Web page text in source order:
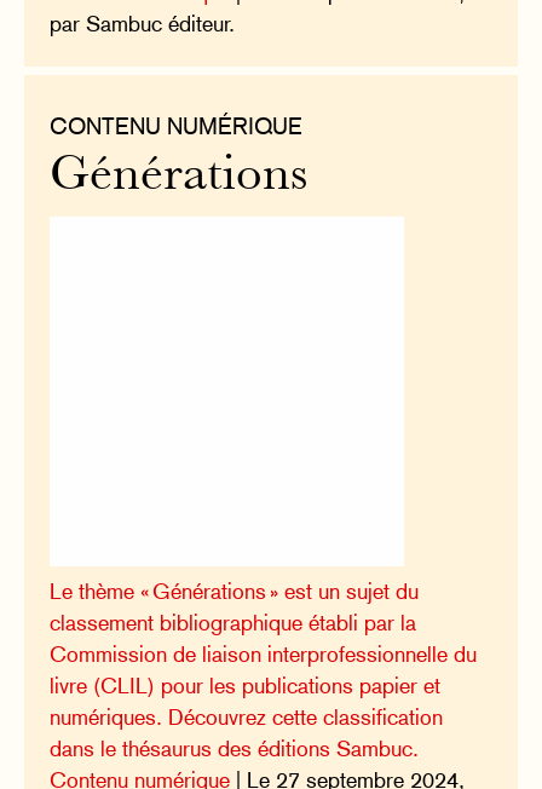
par Sambuc éditeur.
CONTENU NUMÉRIQUE
Générations
Le thème « Générations » est un sujet du
classement bibliographique établi par la
Commission de liaison interprofessionnelle du
livre (CLIL) pour les publications papier et
numériques. Découvrez cette classification
dans le thésaurus des éditions Sambuc.
Contenu numérique | Le 27 septembre 2024,